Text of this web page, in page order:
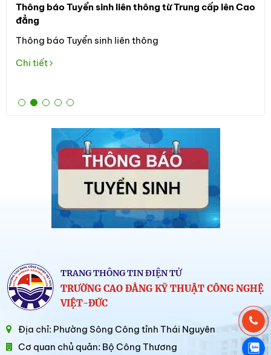
Thông báo Tuyển sinh liên thông từ Trung cấp lên Cao
đẳng
Thông báo Tuyển sinh liên thông
Chi tiết
TRANG THÔNG TIN ĐIỆN TỬ
TRƯỜNG CAO ĐẲNG KỸ THUẬT CÔNG NGHỆ
VIỆT-ĐỨC
Địa chỉ: Phường Sông Công tỉnh Thái Nguyên
Cơ quan chủ quản: Bộ Công Thương